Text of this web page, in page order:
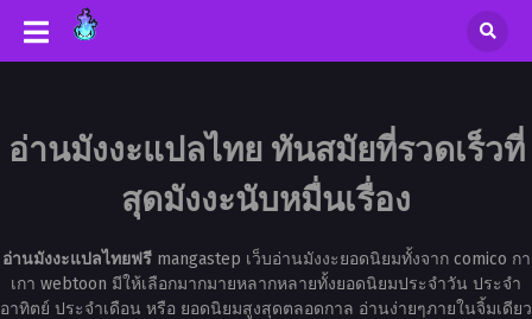
อ่านมังงะแปลไทย ทันสมัยที่รวดเร็วที่
สุดมังงะนับหมื่นเรื่อง
อ่านมังงะแปลไทยฟรีmangastep เว็บอ่านมังงะยอดนิยมทั้งจาก comico กา
เกา webtoon มีให้เลือกมากมายหลากหลายทั้งยอดนิยมประจำวัน ประจำ
อาทิตย์ ประจำเดือน หรือ ยอดนิยมสูงสุดตลอดกาล อ่านง่ายๆภายในจิ้มเดียว